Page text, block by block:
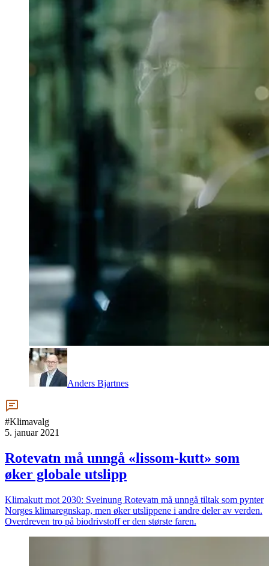
Anders Bjartnes
#Klimavalg
5. januar 2021
Rotevatn må unngå «lissom-kutt» som
øker globale utslipp
Klimakutt mot 2030: Sveinung Rotevatn må unngå tiltak som pynter
Norges klimaregnskap, men øker utslippene i andre deler av verden.
Overdreven tro på biodrivstoff er den største faren.